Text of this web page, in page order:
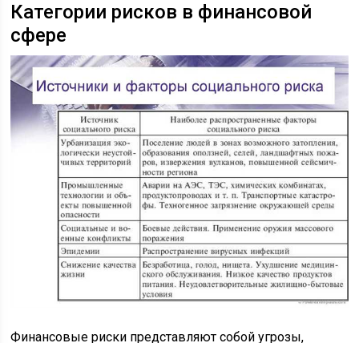
Категории рисков в финансовой
сфере
Финансовые риски представляют собой угрозы,